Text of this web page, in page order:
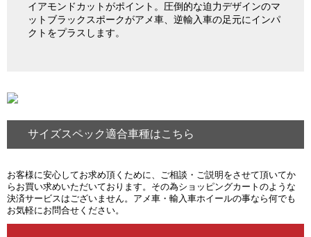
イアモンドカットがポイント。圧倒的な迫力デザインのマ
ットブラックスポークがアメ車、逆輸入車の足元にインパ
クトをプラスします。
サイズスペック適合車種はこちら
お客様に安心してお求め頂くために、ご相談・ご説明をさせて頂いてか
らお買い求めいただいております。その為ショッピングカートのような
決済サービスはございません。アメ車・輸入車ホイールの事なら何でも
お気軽にお問合せください。